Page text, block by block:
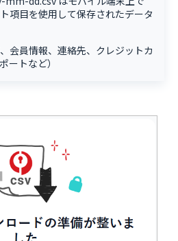
項目を使用して保存されたデータ
、会員情報、連絡先、クレジットカ
ートなど）